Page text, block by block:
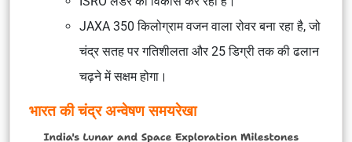
JAXA 350 किलोग्राम वजन वाला रोवर बना रहा है, जो
चंद्र सतह पर गतिशीलता और 25 डिग्री तक की ढलान
चढ़ने में सक्षम होगा।
भारत की चंद्र अन्वेषण समयरेखा